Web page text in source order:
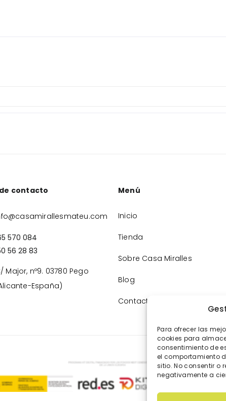
Para ofrecer las
cookies para
consentimiento de
el comportamiento
sitio. No consentir o
negativamente a
contacto
570 084
56 28 83
Major, nº9. 03780 Pego
España)
Menú
Inicio
Tienda
Sobre Casa Miralles
Blog
Contacto